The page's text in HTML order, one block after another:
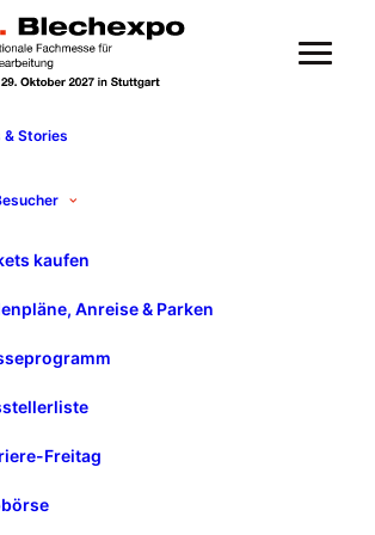
& Stories
kaufen
Anreise & Parken
Freitag
2023 und
2023
Blechexpo/Schweisstec 2023 ein
der Blech- und Metallverarbeitung. Im